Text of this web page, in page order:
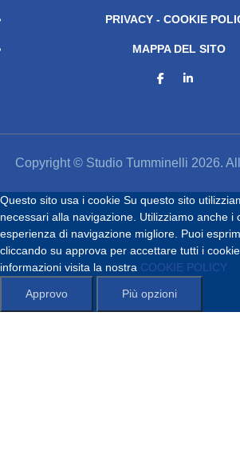
PRIVACY - COOKIE
MAPPA DEL SITO
Copyright © Studio Tumminelli 2026.
Questo sito usa i cookie Su questo sito
necessari alla navigazione. Utilizziamo anche i
esperienza di navigazione migliore. Puoi
cliccando su approva per accettare tutti i
informazioni visita la nostra COOKIE POLICY
Approvo Più opzioni